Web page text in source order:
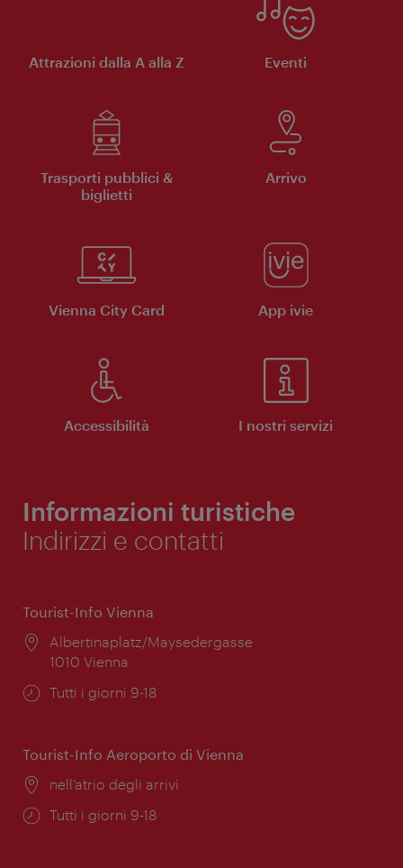
Attrazioni dalla A alla Z Eventi
Trasporti pubblici &
biglietti
Arrivo
Vienna City Card App ivie
Accessibilità I nostri servizi
Informazioni turistiche
Indirizzi e contatti
Tourist-Info Vienna
Posizione:
Albertinaplatz/Maysedergasse
1010 Vienna
Orari
Tutti i giorni 9-18
Tourist-Info Aeroporto di Vienna
Posizione:
nell’atrio degli arrivi
Orari
Tutti i giorni 9-18